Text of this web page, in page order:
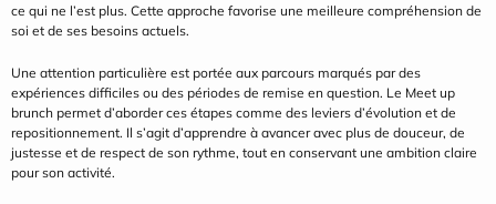
ce qui ne l’est plus. Cette approche favorise une meilleure compréhension de
soi et de ses besoins actuels.
Une attention particulière est portée aux parcours marqués par des
expériences difficiles ou des périodes de remise en question. Le Meet up
brunch permet d’aborder ces étapes comme des leviers d’évolution et de
repositionnement. Il s’agit d’apprendre à avancer avec plus de douceur, de
justesse et de respect de son rythme, tout en conservant une ambition claire
pour son activité.